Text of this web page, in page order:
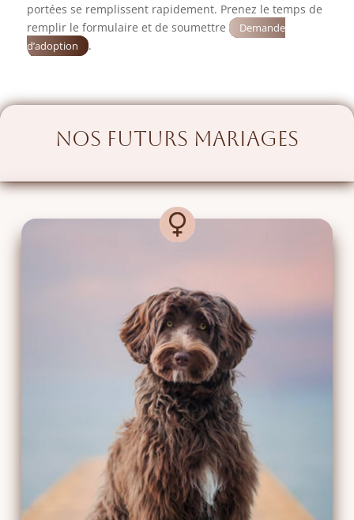
portées se remplissent rapidement. Prenez le temps de
remplir le formulaire et de soumettre
Demande
d’adoption
.
Nos futurs mariages